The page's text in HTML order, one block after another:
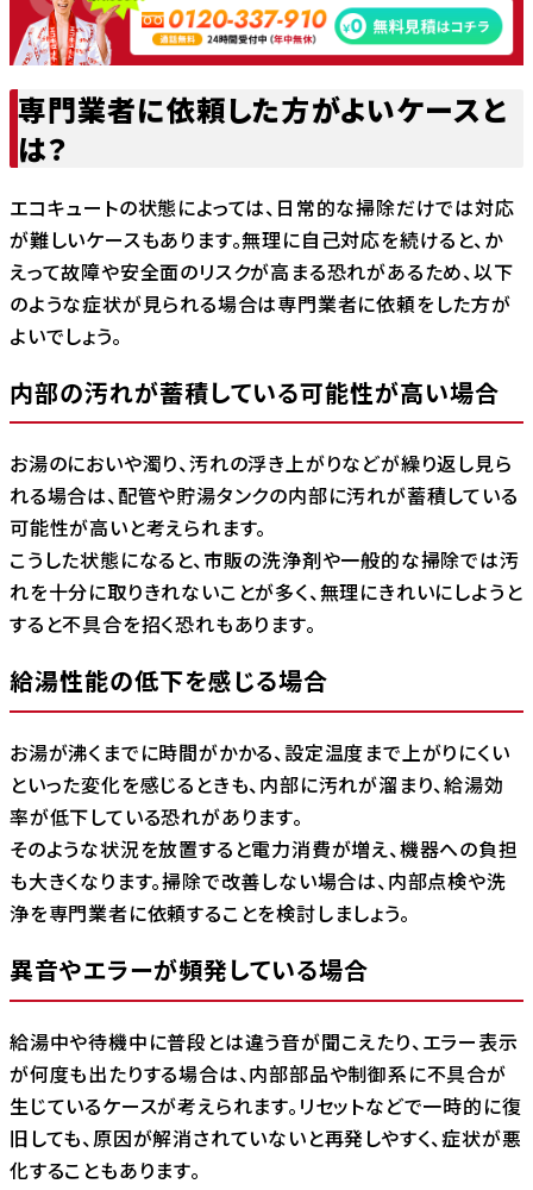
専門業者に依頼した方がよいケースと
は？
エコキュートの状態によっては、日常的な掃除だけでは対応
が難しいケースもあります。無理に自己対応を続けると、か
えって故障や安全面のリスクが高まる恐れがあるため、以下
のような症状が見られる場合は専門業者に依頼をした方が
よいでしょう。
内部の汚れが蓄積している可能性が高い場合
お湯のにおいや濁り、汚れの浮き上がりなどが繰り返し見ら
れる場合は、配管や貯湯タンクの内部に汚れが蓄積している
可能性が高いと考えられます。
こうした状態になると、市販の洗浄剤や一般的な掃除では汚
れを十分に取りきれないことが多く、無理にきれいにしようと
すると不具合を招く恐れもあります。
給湯性能の低下を感じる場合
お湯が沸くまでに時間がかかる、設定温度まで上がりにくい
といった変化を感じるときも、内部に汚れが溜まり、給湯効
率が低下している恐れがあります。
そのような状況を放置すると電力消費が増え、機器への負担
も大きくなります。掃除で改善しない場合は、内部点検や洗
浄を専門業者に依頼することを検討しましょう。
異音やエラーが頻発している場合
給湯中や待機中に普段とは違う音が聞こえたり、エラー表示
が何度も出たりする場合は、内部部品や制御系に不具合が
生じているケースが考えられます。リセットなどで一時的に復
旧しても、原因が解消されていないと再発しやすく、症状が悪
化することもあります。